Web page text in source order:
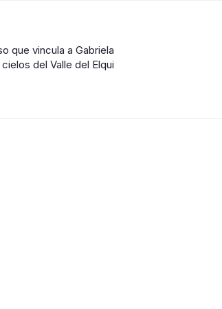
que vincula a Gabriela
del Valle del Elqui